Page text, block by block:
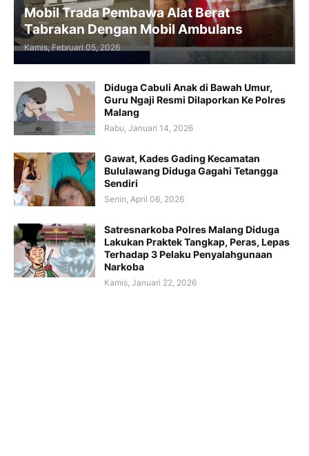
Mobil Trada Pembawa Alat Berat
Tabrakan Dengan Mobil Ambulans
Kamis, Februari 05, 2026
Diduga Cabuli Anak di Bawah Umur,
Guru Ngaji Resmi Dilaporkan Ke Polres
Malang
Rabu, Januari 14, 2026
Gawat, Kades Gading Kecamatan
Bululawang Diduga Gagahi Tetangga
Sendiri
Senin, April 06, 2026
Satresnarkoba Polres Malang Diduga
Lakukan Praktek Tangkap, Peras, Lepas
Terhadap 3 Pelaku Penyalahgunaan
Narkoba
Kamis, Januari 22, 2026